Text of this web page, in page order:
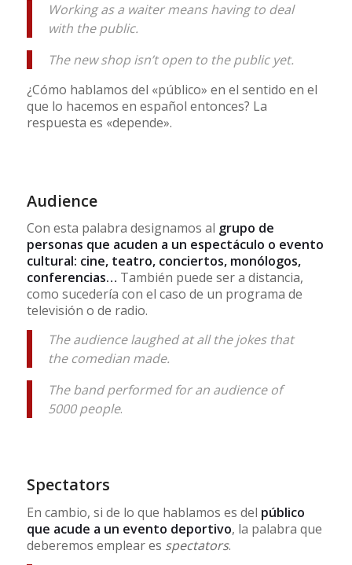
Working as a waiter means having to deal
with the public.
The new shop isn’t open to the public yet.
¿Cómo hablamos del «público» en el sentido en el
que lo hacemos en español entonces? La
respuesta es «depende».
Audience
Con esta palabra designamos al grupo de
personas que acuden a un espectáculo o evento
cultural: cine, teatro, conciertos, monólogos,
conferencias… También puede ser a distancia,
como sucedería con el caso de un programa de
televisión o de radio.
The audience laughed at all the jokes that
the comedian made.
The band performed for an audience of
5000 people.
Spectators
En cambio, si de lo que hablamos es del público
que acude a un evento deportivo, la palabra que
deberemos emplear es spectators.